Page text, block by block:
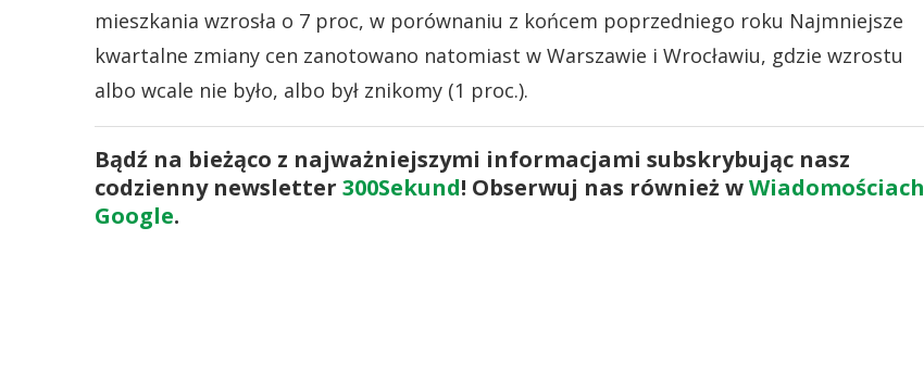
mieszkania wzrosła o 7 proc, w porównaniu z końcem poprzedniego roku Najmniejsze
kwartalne zmiany cen zanotowano natomiast w Warszawie i Wrocławiu, gdzie wzrostu
albo wcale nie było, albo był znikomy (1 proc.).
Bądź na bieżąco z najważniejszymi informacjami subskrybując nasz
codzienny newsletter 300Sekund! Obserwuj nas również wWiadomościach
Google.